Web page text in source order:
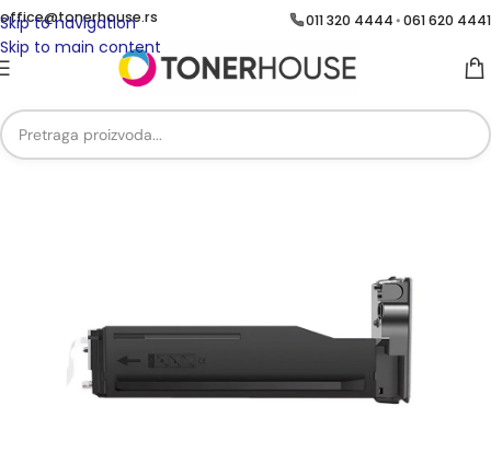
Skip to navigation
Skip to main content
office@tonerhouse.rs 011 320 4444 •061 620 4441
Početna